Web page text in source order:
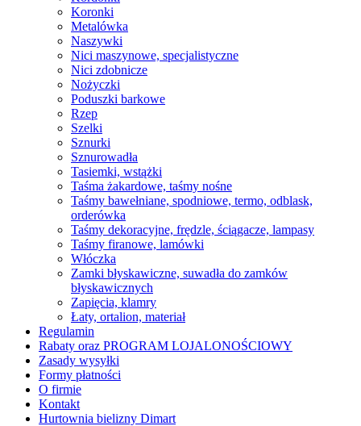
Koronki
Metalówka
Naszywki
Nici maszynowe, specjalistyczne
Nici zdobnicze
Nożyczki
Poduszki barkowe
Rzep
Szelki
Sznurki
Sznurowadła
Tasiemki, wstążki
Taśma żakardowe, taśmy nośne
Taśmy bawełniane, spodniowe, termo, odblask,
orderówka
Taśmy dekoracyjne, frędzle, ściągacze, lampasy
Taśmy firanowe, lamówki
Włóczka
Zamki błyskawiczne, suwadła do zamków
błyskawicznych
Zapięcia, klamry
Łaty, ortalion, materiał
Regulamin
Rabaty oraz PROGRAM LOJALONOŚCIOWY
Zasady wysyłki
Formy płatności
O firmie
Kontakt
Hurtownia bielizny Dimart